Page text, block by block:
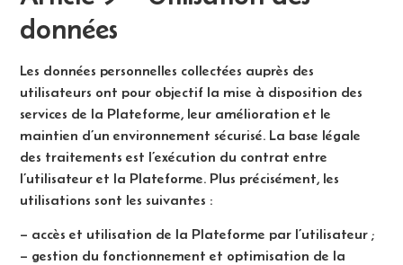
données
Les données personnelles collectées auprès des
utilisateurs ont pour objectif la mise à disposition des
services de la Plateforme, leur amélioration et le
maintien d’un environnement sécurisé. La base légale
des traitements est l’exécution du contrat entre
l’utilisateur et la Plateforme. Plus précisément, les
utilisations sont les suivantes :
– accès et utilisation de la Plateforme par l’utilisateur ;
– gestion du fonctionnement et optimisation de la